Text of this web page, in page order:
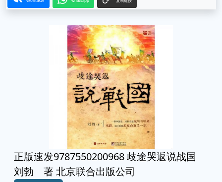
正版速发9787550200968 歧途哭返说战国
刘勃 著 北京联合出版公司